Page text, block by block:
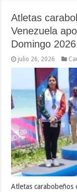
Atletas
Venezuela
Domingo 2026
julio 26, 2026
Atletas carabobeños